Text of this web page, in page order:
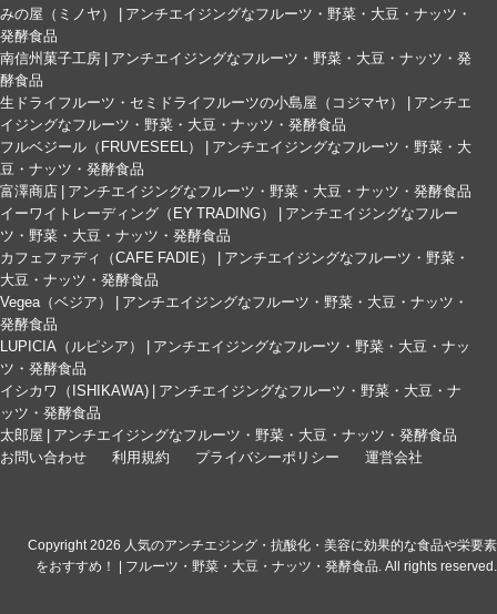
みの屋（ミノヤ） | アンチエイジングなフルーツ・野菜・大豆・ナッツ・
発酵食品
南信州菓子工房 | アンチエイジングなフルーツ・野菜・大豆・ナッツ・発
酵食品
生ドライフルーツ・セミドライフルーツの小島屋（コジマヤ） | アンチエ
イジングなフルーツ・野菜・大豆・ナッツ・発酵食品
フルベジール（FRUVESEEL） | アンチエイジングなフルーツ・野菜・大
豆・ナッツ・発酵食品
富澤商店 | アンチエイジングなフルーツ・野菜・大豆・ナッツ・発酵食品
イーワイトレーディング（EY TRADING） | アンチエイジングなフルー
ツ・野菜・大豆・ナッツ・発酵食品
カフェファディ（CAFE FADIE） | アンチエイジングなフルーツ・野菜・
大豆・ナッツ・発酵食品
Vegea（ベジア） | アンチエイジングなフルーツ・野菜・大豆・ナッツ・
発酵食品
LUPICIA（ルピシア） | アンチエイジングなフルーツ・野菜・大豆・ナッ
ツ・発酵食品
イシカワ（ISHIKAWA) | アンチエイジングなフルーツ・野菜・大豆・ナ
ッツ・発酵食品
太郎屋 | アンチエイジングなフルーツ・野菜・大豆・ナッツ・発酵食品
お問い合わせ
利用規約 プライバシーポリシー 運営会社
© Copyright 2026 人気のアンチエジング・抗酸化・美容に効果的な食品や栄要素
をおすすめ！ | フルーツ・野菜・大豆・ナッツ・発酵食品. All rights reserved.